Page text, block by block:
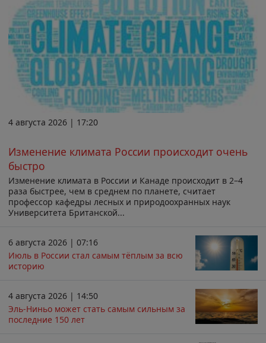
4 августа 2026 | 17:20
Изменение климата России происходит очень
быстро
Изменение климата в России и Канаде происходит в 2–4
раза быстрее, чем в среднем по планете, считает
профессор кафедры лесных и природоохранных наук
Университета Британской...
6 августа 2026 | 07:16
Июль в России стал самым тёплым за всю
историю
4 августа 2026 | 14:50
Эль-Ниньо может стать самым сильным за
последние 150 лет